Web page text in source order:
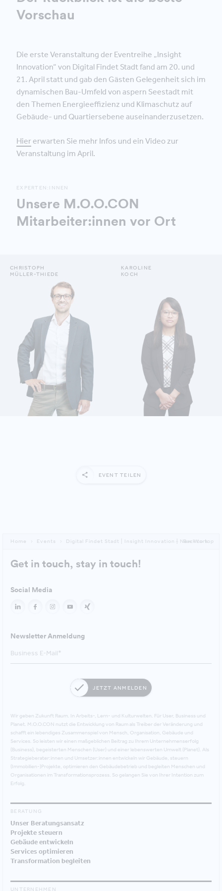
Vorschau
Die erste Veranstaltung der Eventreihe „Insight
Innovation“ von Digital Findet Stadt fand am 20. und
21. April statt und gab den Gästen Gelegenheit sich im
dynamischen Bau-Umfeld von aspern Seestadt mit
den Themen Energieeffizienz und Klimaschutz auf
Gebäude- und Quartiersebene auseinanderzusetzen.
Hier erwarten Sie mehr Infos und ein Video zur
Veranstaltung im April.
EXPERTEN:INNEN
Unsere M.O.O.CON
Mitarbeiter:innen vor Ort
DETAILS ANZEIGEN
CHRISTOPH
MÜLLER-THIEDE
DETAILS ANZEIGEN
KAROLINE
KOCH
EVENT TEILEN
Home Events Digital Findet Stadt | Insight Innovation | New Work
Back to top
Get in touch, stay in touch!
Social Media
Newsletter Anmeldung
JETZT ANMELDEN
Wir geben Zukunft Raum. In Arbeits-, Lern- und Kulturwelten. Für User, Business und
Planet. M.O.O.CON nutzt die Entwicklung von Raum als Treiber der Veränderung und
schafft ein lebendiges Zusammenspiel von Mensch, Organisation, Gebäude und
Services. So leisten wir einen maßgeblichen Beitrag zu Ihrem Unternehmenserfolg
(Business), begeisterten Menschen (User) und einer lebenswerten Umwelt (Planet). Als
Strategieberater:innen und Umsetzer:innen entwickeln wir Gebäude, steuern
(Immobilien-)Projekte, optimieren den Gebäudebetrieb und begleiten Menschen und
Organisationen im Transformationsprozess. So gelangen Sie von Ihrer Intention zum
Erfolg.
BERATUNG
Unser Beratungsansatz
Projekte steuern
Gebäude entwickeln
Services optimieren
Transformation begleiten
UNTERNEHMEN